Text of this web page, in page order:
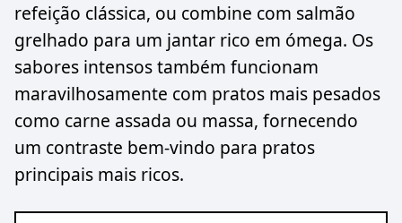
refeição clássica, ou combine com salmão
grelhado para um jantar rico em ómega. Os
sabores intensos também funcionam
maravilhosamente com pratos mais pesados
como carne assada ou massa, fornecendo
um contraste bem-vindo para pratos
principais mais ricos.